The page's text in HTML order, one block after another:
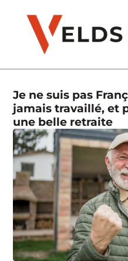
Je ne suis pas
jamais travaillé, et
une belle retraite